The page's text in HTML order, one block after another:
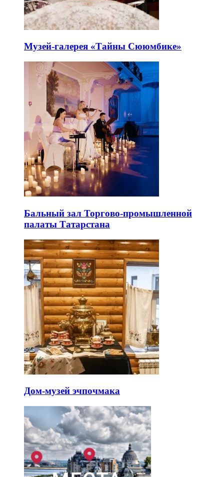
Музей-галерея «Тайны Сююмбике»
Бальный зал Торгово-промышленной
палаты Татарстана
Дом-музей эчпочмака